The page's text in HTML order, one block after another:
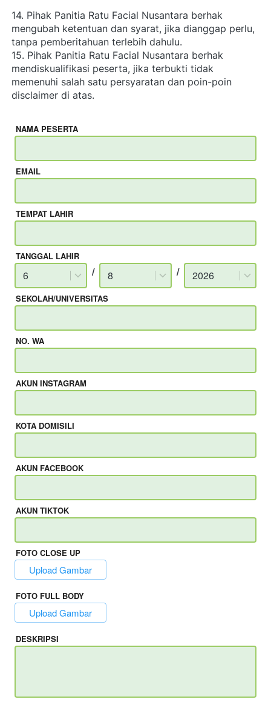
14. Pihak Panitia Ratu Facial Nusantara berhak
mengubah ketentuan dan syarat, jika dianggap perlu,
tanpa pemberitahuan terlebih dahulu.
15. Pihak Panitia Ratu Facial Nusantara berhak
mendiskualifikasi peserta, jika terbukti tidak
memenuhi salah satu persyaratan dan poin-poin
disclaimer di atas.
NAMA PESERTA
EMAIL
TEMPAT LAHIR
TANGGAL LAHIR
6 / 8 / 2026
SEKOLAH/UNIVERSITAS
NO. WA
AKUN INSTAGRAM
KOTA DOMISILI
AKUN FACEBOOK
AKUN TIKTOK
FOTO CLOSE UP
`Upload Gambar
FOTO FULL BODY
`Upload Gambar
DESKRIPSI